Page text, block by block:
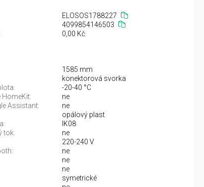
ELOSOS1788227
4099854146503
0,00 Kč
1585 mm
konektorová svorka
-20-40 °C
HomeKit:
ne
Assistant:
ne
opálový plast
IK08
tok:
ne
220-240 V
ne
ne
ne
symetrické